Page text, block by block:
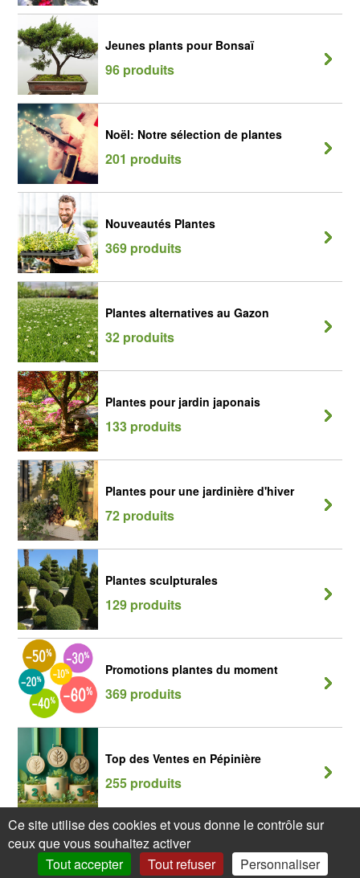
Jeunes plants pour Bonsaï
96 produits
Noël: Notre sélection de plantes
201 produits
Nouveautés Plantes
369 produits
Plantes alternatives au Gazon
32 produits
Plantes pour jardin japonais
133 produits
Plantes pour une jardinière d'hiver
72 produits
Plantes sculpturales
129 produits
Promotions plantes du moment
369 produits
Top des Ventes en Pépinière
255 produits
Ce site utilise des cookies et vous donne le contrôle sur
ceux que vous souhaitez activer
Tout accepter
Tout refuser Personnaliser